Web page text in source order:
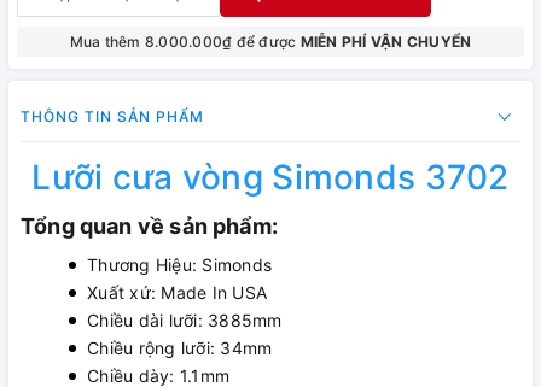
Mua thêm 8.000.000₫ để được MIỄN PHÍ VẬN CHUYỂN
THÔNG TIN SẢN PHẨM
Lưỡi cưa vòng Simonds 3702
Tổng quan về sản phẩm:
Thương Hiệu: Simonds
Xuất xứ: Made In USA
Chiều dài lưỡi: 3885mm
Chiều rộng lưỡi: 34mm
Chiều dày: 1.1mm